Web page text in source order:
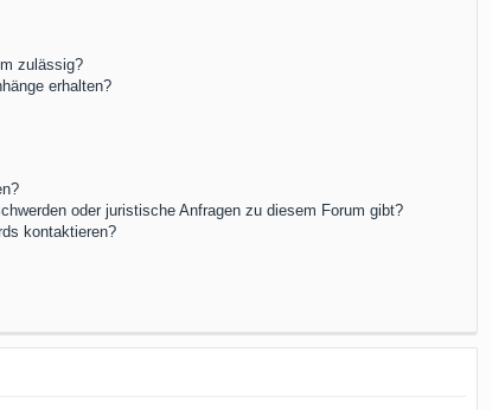
zulässig?
erhalten?
oder juristische Anfragen zu diesem Forum gibt?
kontaktieren?